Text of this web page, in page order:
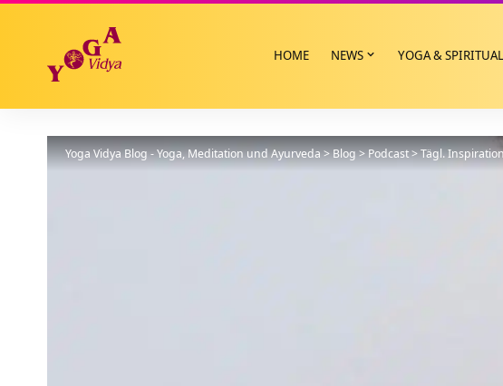
HOME NEWS YOGA &
Yoga Vidya Blog - Yoga, Meditation und Ayurveda>Blog>Podcast>Tägl.